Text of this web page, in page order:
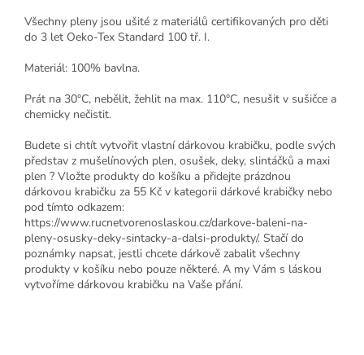
Všechny pleny jsou ušité z materiálů certifikovaných pro děti
do 3 let Oeko-Tex Standard 100 tř. I.
Materiál: 100% bavlna.
Prát na 30°C, nebělit, žehlit na max. 110°C, nesušit v sušičce a
chemicky nečistit.
Budete si chtít vytvořit vlastní dárkovou krabičku, podle svých
představ z mušelínových plen, osušek, deky, slintáčků a maxi
plen ? Vložte produkty do košíku a přidejte prázdnou
dárkovou krabičku za 55 Kč v kategorii dárkové krabičky nebo
pod tímto odkazem:
https://www.rucnetvorenoslaskou.cz/darkove-baleni-na-
pleny-osusky-deky-sintacky-a-dalsi-produkty/. Stačí do
poznámky napsat, jestli chcete dárkově zabalit všechny
produkty v košíku nebo pouze některé. A my Vám s láskou
vytvoříme dárkovou krabičku na Vaše přání.